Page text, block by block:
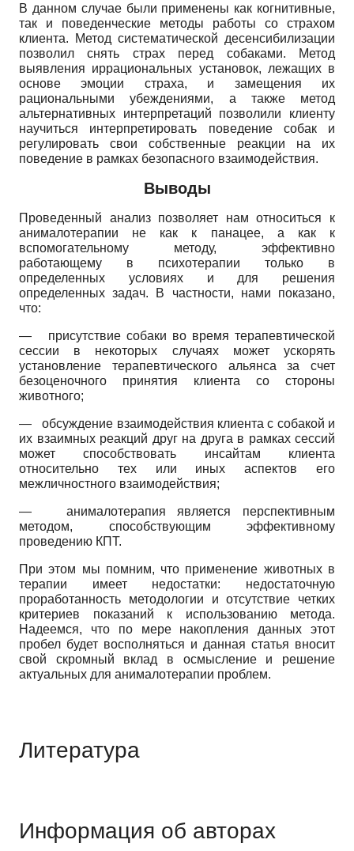
В данном случае были применены как когнитивные,
так и поведенческие методы работы со страхом
клиента. Метод систематической десенсибилизации
позволил снять страх перед собаками. Метод
выявления иррациональных установок, лежащих в
основе эмоции страха, и замещения их
рациональными убеждениями, а также метод
альтернативных интерпретаций позволили клиенту
научиться интерпретировать поведение собак и
регулировать свои собственные реакции на их
поведение в рамках безопасного взаимодействия.
Выводы
Проведенный анализ позволяет нам относиться к
анималотерапии не как к панацее, а как к
вспомогательному методу, эффективно
работающему в психотерапии только в
определенных условиях и для решения
определенных задач. В частности, нами показано,
что:
— присутствие собаки во время терапевтической
сессии в некоторых случаях может ускорять
установление терапевтического альянса за счет
безоценочного принятия клиента со стороны
животного;
—обсуждение взаимодействия клиента с собакой и
их взаимных реакций друг на друга в рамках сессий
может способствовать инсайтам клиента
относительно тех или иных аспектов его
межличностного взаимодействия;
— анималотерапия является перспективным
методом, способствующим эффективному
проведению КПТ.
При этом мы помним, что применение животных в
терапии имеет недостатки: недостаточную
проработанность методологии и отсутствие четких
критериев показаний к использованию метода.
Надеемся, что по мере накопления данных этот
пробел будет восполняться и данная статья вносит
свой скромный вклад в осмысление и решение
актуальных для анималотерапии проблем.
Литература
Информация об авторах